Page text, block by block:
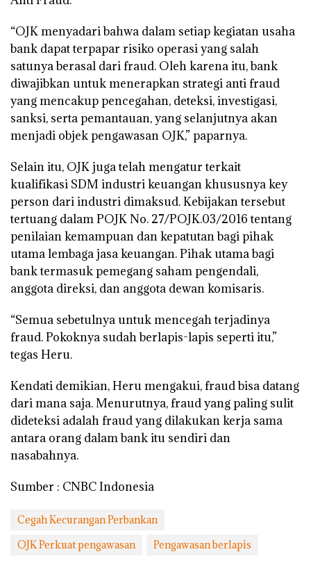
“OJK menyadari bahwa dalam setiap kegiatan usaha
bank dapat terpapar risiko operasi yang salah
satunya berasal dari fraud. Oleh karena itu, bank
diwajibkan untuk menerapkan strategi anti fraud
yang mencakup pencegahan, deteksi, investigasi,
sanksi, serta pemantauan, yang selanjutnya akan
menjadi objek pengawasan OJK,” paparnya.
Selain itu, OJK juga telah mengatur terkait
kualifikasi SDM industri keuangan khususnya key
person dari industri dimaksud. Kebijakan tersebut
tertuang dalam POJK No. 27/POJK.03/2016 tentang
penilaian kemampuan dan kepatutan bagi pihak
utama lembaga jasa keuangan. Pihak utama bagi
bank termasuk pemegang saham pengendali,
anggota direksi, dan anggota dewan komisaris.
“Semua sebetulnya untuk mencegah terjadinya
fraud. Pokoknya sudah berlapis-lapis seperti itu,”
tegas Heru.
Kendati demikian, Heru mengakui, fraud bisa datang
dari mana saja. Menurutnya, fraud yang paling sulit
dideteksi adalah fraud yang dilakukan kerja sama
antara orang dalam bank itu sendiri dan
nasabahnya.
Sumber : CNBC Indonesia
Cegah Kecurangan Perbankan
OJK Perkuat pengawasan
Pengawasan berlapis